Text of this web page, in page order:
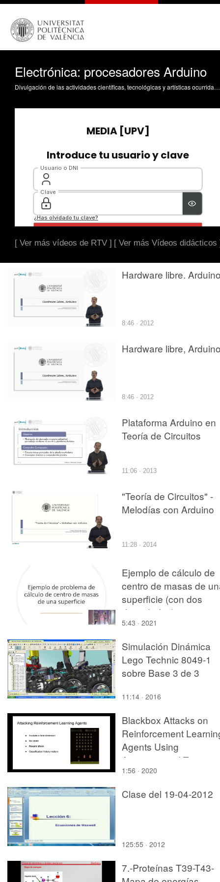
Electrónica: procesadores Arduino
Divulgación de las actividades científicas, tecnológicas y artísticas ocurridas en los tres campus de la UPV
[ Ver más vídeos de RTV ] [ Ver más Vídeos didácticos
Hardware libre.
8:46 · 2012
Hardware libre,
8:46 · 2012
Plataforma Arduino en
Teoría de Circuitos
11:06 · 2013
"Teoría de Circuitos" -
Melodías con Arduino
11:28 · 2014
Ejemplo de cálculo de
centro de masas de
superficie (con dos
densidades)
5:43 · 2021
Simulación Dinámica
Lego Technic 8049-1
sobre Base 3 de 3
11:14 · 2016
Blackbox Attacks on
Reinforcement
Agents Using
Approximated
Information
1:56 · 2020
Clase del 19-04-2012
125:55 · 2012
7.-Proteínas T39-T43-